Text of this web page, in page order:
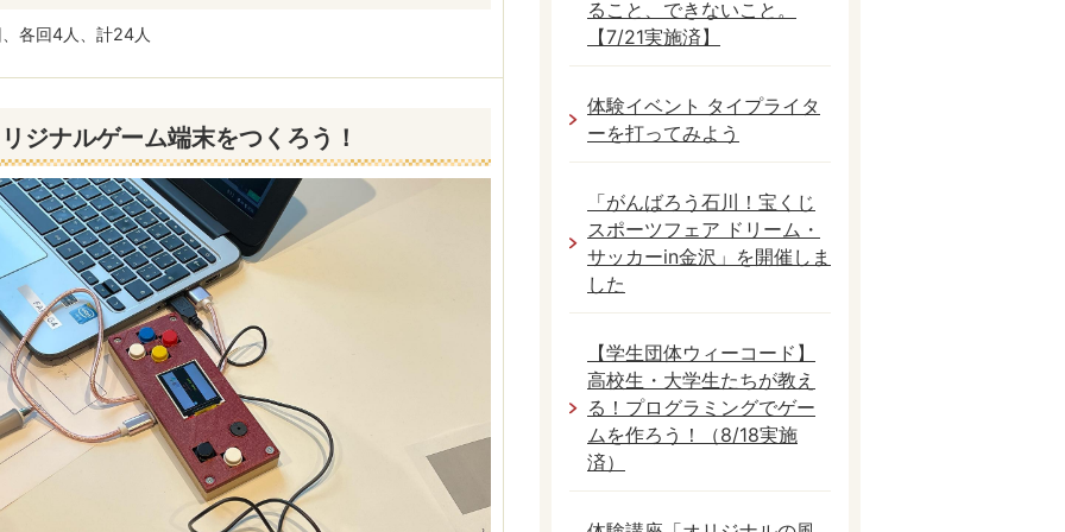
各回4人、計24人
ジナルゲーム端末をつくろう！
ること、できないこと。
【7/21実施済】
体験イベント タイプライタ
ーを打ってみよう
「がんばろう石川！宝くじ
スポーツフェア ドリーム・
サッカーin金沢」を開催しま
した
【学生団体ウィーコード】
高校生・大学生たちが教え
る！プログラミングでゲー
ムを作ろう！（8/18実施
済）